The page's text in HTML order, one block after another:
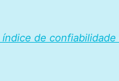
de confiabilidade